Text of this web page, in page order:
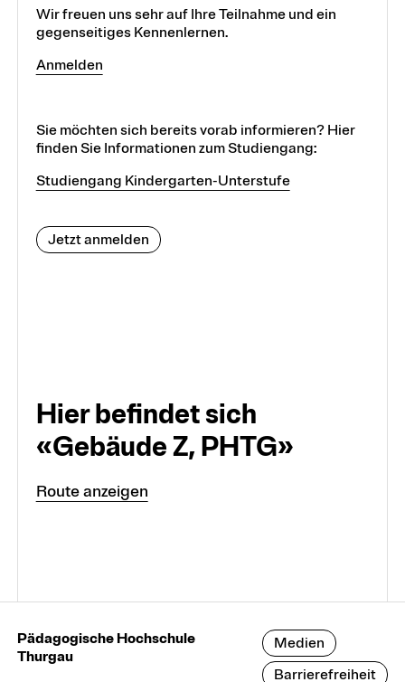
Wir freuen uns sehr auf Ihre Teilnahme und ein
gegenseitiges Kennenlernen.
Anmelden
Sie möchten sich bereits vorab informieren? Hier
finden Sie Informationen zum Studiengang:
Studiengang Kindergarten-Unterstufe
Jetzt anmelden
Hier befindet sich
«Gebäude Z, PHTG»
Route anzeigen
Pädagogische Hochschule
Thurgau
Medien
Barrierefreiheit